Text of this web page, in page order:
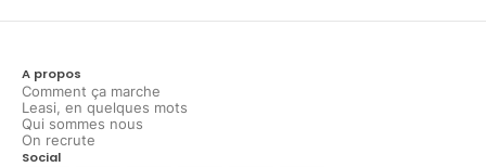
A propos
Comment ça marche
Leasi, en quelques mots
Qui sommes nous
On recrute
Social